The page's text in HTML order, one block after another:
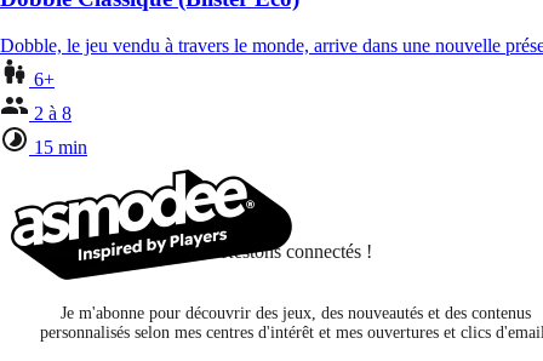
Dobble, le jeu vendu à travers le monde, arrive dans une nouvelle
6+
2 à 8
15 min
Restons connectés !
Je m'abonne pour découvrir des jeux, des nouveautés et des contenus
personnalisés selon mes centres d'intérêt et mes ouvertures et clics